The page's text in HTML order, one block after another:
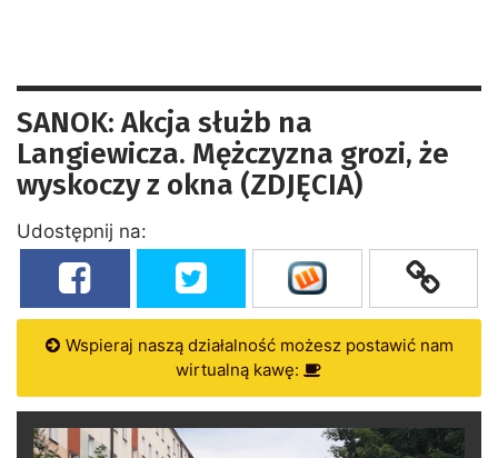
SANOK: Akcja służb na
Langiewicza. Mężczyzna grozi, że
wyskoczy z okna (ZDJĘCIA)
Udostępnij na:
Wspieraj naszą działalność możesz postawić nam
wirtualną kawę: